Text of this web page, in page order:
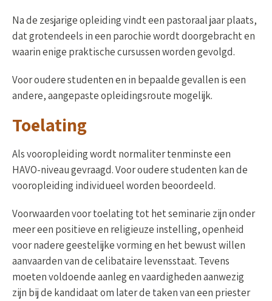
Na de zesjarige opleiding vindt een pastoraal jaar plaats,
dat grotendeels in een parochie wordt doorgebracht en
waarin enige praktische cursussen worden gevolgd.
Voor oudere studenten en in bepaalde gevallen is een
andere, aangepaste opleidingsroute mogelijk.
Toelating
Als vooropleiding wordt normaliter tenminste een
HAVO-niveau gevraagd. Voor oudere studenten kan de
vooropleiding individueel worden beoordeeld.
Voorwaarden voor toelating tot het seminarie zijn onder
meer een positieve en religieuze instelling, openheid
voor nadere geestelijke vorming en het bewust willen
aanvaarden van de celibataire levensstaat. Tevens
moeten voldoende aanleg en vaardigheden aanwezig
zijn bij de kandidaat om later de taken van een priester